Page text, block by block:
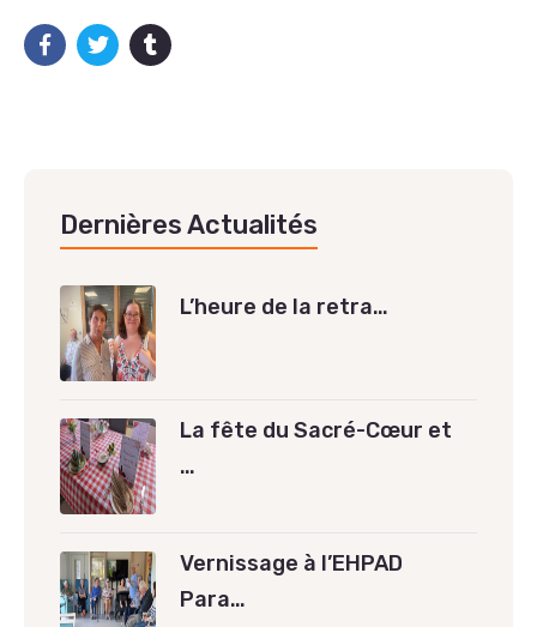
Dernières Actualités
L’heure de la retra…
La fête du Sacré-Cœur et
…
Vernissage à l’EHPAD
Para…